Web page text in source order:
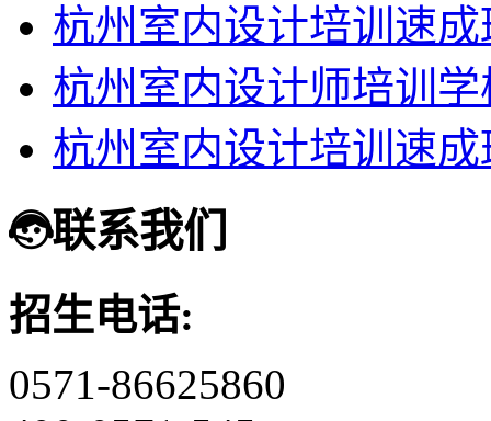
杭州室内设计培训速成
杭州室内设计师培训
杭州室内设计培训速成
联系我们
招生电话:
0571-86625860